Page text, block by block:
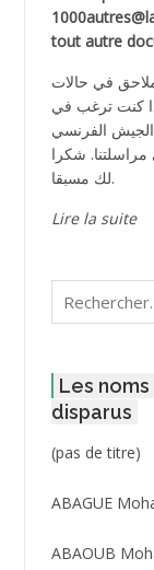
tout autre
في حالات
كنت ترغب في
الفرنسي
، فلا تتردد في مراسلتنا. شكرا
لك مسبقا.
Lire la suite
Rechercher :
Les
disparus
(pas de titre)
ABAGUE
ABAOUB